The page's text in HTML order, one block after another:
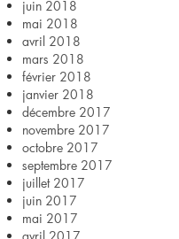
juin 2018
mai 2018
avril 2018
mars 2018
février 2018
janvier 2018
décembre 2017
novembre 2017
octobre 2017
septembre 2017
juillet 2017
juin 2017
mai 2017